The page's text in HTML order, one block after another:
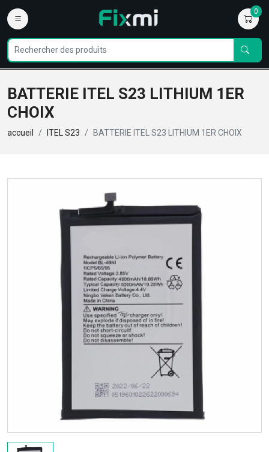
0
BATTERIE ITEL S23 LITHIUM 1ER
CHOIX
accueil ITEL S23 BATTERIE ITEL S23 LITHIUM 1ER CHOIX